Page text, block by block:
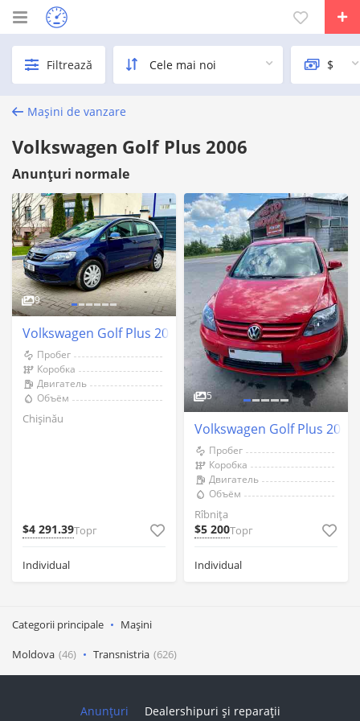
Filtrează
Mașini de vanzare
Volkswagen Golf Plus 2006
Anunțuri normale
9
Volkswagen Golf Plus 2006 an Chişinău
Пробег
Коробка
Двигатель
Объём
Chişinău
$4 291.39Торг
Individual
5
Volkswagen Golf Plus
Пробег
Коробка
Двигатель
Объём
Rîbnița
$5 200Торг
Individual
Categorii principale Mașini
Moldova (46) Transnistria (626)
Anunțuri Dealershipuri și reparații